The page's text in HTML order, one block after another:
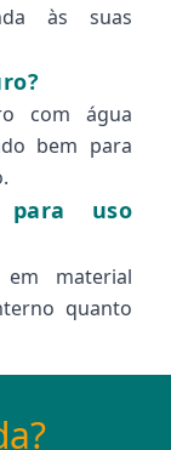
às suas
com água
bem para
uso
material
quanto